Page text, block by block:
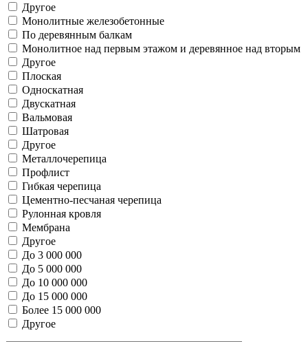
Другое
Монолитные железобетонные
По деревянным балкам
Монолитное над первым этажом и деревянное над вторым
Другое
Плоская
Односкатная
Двускатная
Вальмовая
Шатровая
Другое
Металлочерепица
Профлист
Гибкая черепица
Цементно-песчаная черепица
Рулонная кровля
Мембрана
Другое
До 3 000 000
До 5 000 000
До 10 000 000
До 15 000 000
Более 15 000 000
Другое